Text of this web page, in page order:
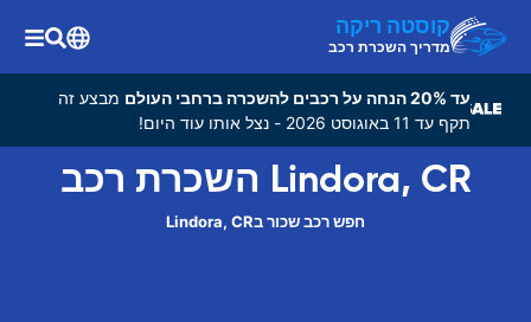
קוסטה ריקה
מדריך השכרת רכב
עד 20% הנחה על רכבים להשכרה ברחבי העולם
מבצע זה
תקף עד 11 באוגוסט 2026 - נצל אותו עוד היום!
Lindora, CR השכרת רכב
חפש רכב שכור בLindora, CR